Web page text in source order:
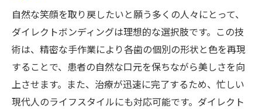
歯の美しさと健康を両立するダイレクトボンデ
健康的な歯を維持しながら美しさを追求す
る方法
ダイレクトボンディングが可能にする美と
健康の両立
自然な笑顔を取り戻したいと願う多くの人々にとって、
ダイレクトボンディングは理想的な選択肢です。この技
術は、精密な手作業により各歯の個別の形状と色を再現
することで、患者の自然な口元を保ちながら美しさを向
上させます。また、治療が迅速に完了するため、忙しい
現代人のライフスタイルにも対応可能です。ダイレクト